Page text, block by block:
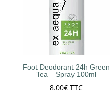
Foot Deodorant 24h Green
Tea – Spray 100ml
8.00€ TTC